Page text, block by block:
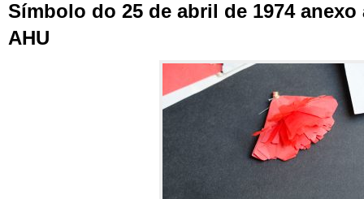
Símbolo do 25 de abril de 1974
AHU